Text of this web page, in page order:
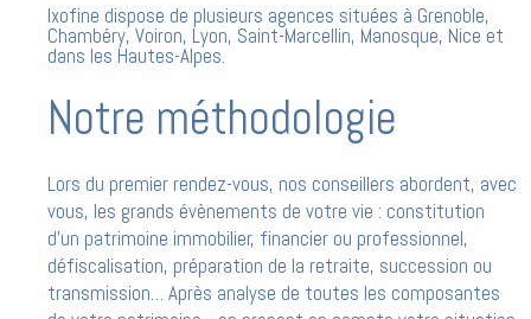
Ixofine dispose de plusieurs agences situées à Grenoble,
Chambéry, Voiron, Lyon, Saint-Marcellin, Manosque, Nice et
dans les Hautes-Alpes.
Notre méthodologie
Lors du premier rendez-vous, nos conseillers abordent, avec
vous, les grands évènements de votre vie : constitution
d’un patrimoine immobilier, financier ou professionnel,
défiscalisation, préparation de la retraite, succession ou
transmission… Après analyse de toutes les composantes